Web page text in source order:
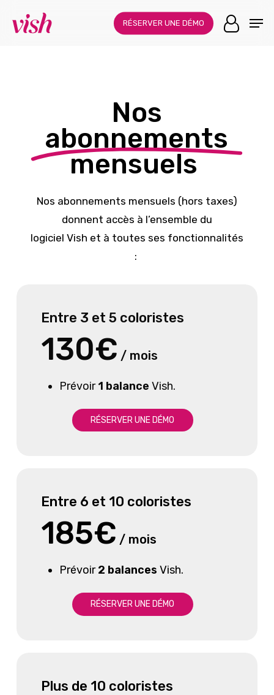
main
RÉSERVER UNE DÉMO
Nos
abonnements
mensuels
Nos abonnements mensuels (hors taxes)
donnent accès à l’ensemble du
logiciel Vish et à toutes ses fonctionnalités
:
Entre 3 et 5 coloristes
130€ / mois
Prévoir1 balance Vish.
RÉSERVER UN E DÉMO
Entre 6 et 10 coloristes
185€ / mois
Prévoir2 balances Vish.
RÉSERVER UNE DÉMO
Plus de 10 coloristes